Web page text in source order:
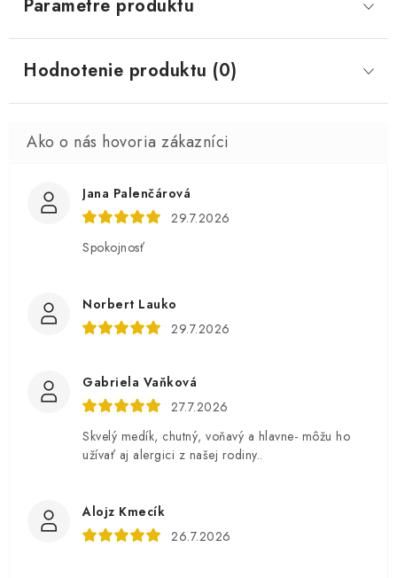
Parametre produktu
Hodnotenie produktu (0)
Jana Palenčárová
29.7.2026
Spokojnosť
Norbert Lauko
29.7.2026
Gabriela Vaňková
27.7.2026
Skvelý medík, chutný, voňavý a hlavne- môžu ho
užívať aj alergici z našej rodiny..
Alojz Kmecík
26.7.2026